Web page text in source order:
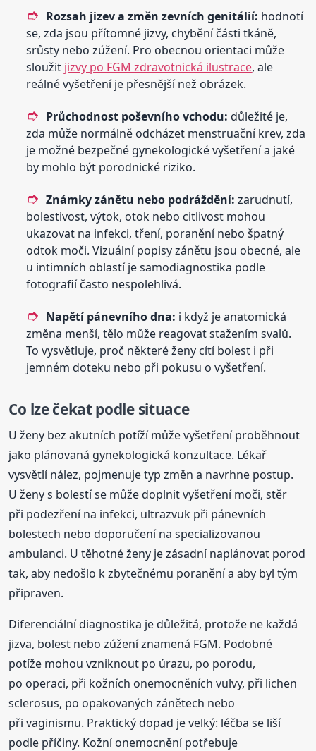
Rozsah jizev a změn zevních genitálií: hodnotí
se, zda jsou přítomné jizvy, chybění části tkáně,
srůsty nebo zúžení. Pro obecnou orientaci může
sloužit jizvy po FGM zdravotnická ilustrace, ale
reálné vyšetření je přesnější než obrázek.
Průchodnost poševního vchodu: důležité je,
zda může normálně odcházet menstruační krev, zda
je možné bezpečné gynekologické vyšetření a jaké
by mohlo být porodnické riziko.
Známky zánětu nebo podráždění: zarudnutí,
bolestivost, výtok, otok nebo citlivost mohou
ukazovat na infekci, tření, poranění nebo špatný
odtok moči. Vizuální popisy zánětu jsou obecné, ale
u intimních oblastí je samodiagnostika podle
fotografií často nespolehlivá.
Napětí pánevního dna: i když je anatomická
změna menší, tělo může reagovat stažením svalů.
To vysvětluje, proč některé ženy cítí bolest i při
jemném doteku nebo při pokusu o vyšetření.
Co lze čekat podle situace
U ženy bez akutních potíží může vyšetření proběhnout
jako plánovaná gynekologická konzultace. Lékař
vysvětlí nález, pojmenuje typ změn a navrhne postup.
U ženy s bolestí se může doplnit vyšetření moči, stěr
při podezření na infekci, ultrazvuk při pánevních
bolestech nebo doporučení na specializovanou
ambulanci. U těhotné ženy je zásadní naplánovat porod
tak, aby nedošlo k zbytečnému poranění a aby byl tým
připraven.
Diferenciální diagnostika je důležitá, protože ne každá
jizva, bolest nebo zúžení znamená FGM. Podobné
potíže mohou vzniknout po úrazu, po porodu,
po operaci, při kožních onemocněních vulvy, při lichen
sclerosus, po opakovaných zánětech nebo
při vaginismu. Praktický dopad je velký: léčba se liší
podle příčiny. Kožní onemocnění potřebuje